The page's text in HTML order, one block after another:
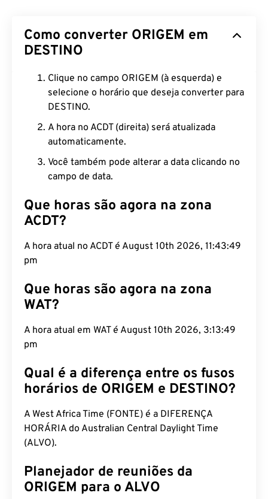
Como converter ORIGEM em
DESTINO
Clique no campo ORIGEM (à esquerda) e
selecione o horário que deseja converter para
DESTINO.
A hora no ACDT (direita) será atualizada
automaticamente.
Você também pode alterar a data clicando no
campo de data.
Que horas são agora na zona
ACDT?
A hora atual no ACDT é August 10th 2026, 11:43:50
pm
Que horas são agora na zona
WAT?
A hora atual em WAT é August 10th 2026, 3:13:50
pm
Qual é a diferença entre os fusos
horários de ORIGEM e DESTINO?
A West Africa Time (FONTE) é a DIFERENÇA
HORÁRIA do Australian Central Daylight Time
(ALVO).
Planejador de reuniões da
ORIGEM para o ALVO